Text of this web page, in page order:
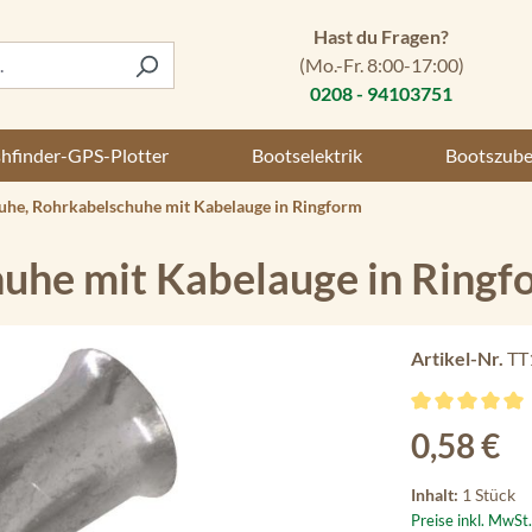
Hast du Fragen?
(Mo.-Fr. 8:00-17:00)
0208 - 94103751
GPS-Plotter Bootselektrik
Rohrkabelschuhe mit Kabelauge in Ringform
mit Kabelauge in
Artikel-Nr.
Regulärer Preis:
0,58 €
Inhalt: 1 Stück
Preise inkl.